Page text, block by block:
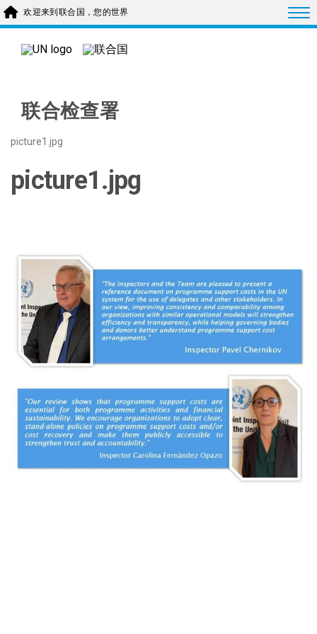
Skip to main content
欢迎来到联合国，您的世界
联合检查署
picture1.jpg
picture1.jpg